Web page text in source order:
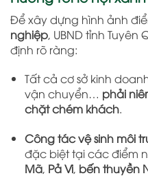
Để xây dựng hình ảnh
nghiệp, UBND tỉnh
định rõ ràng:
Tất cả cơ sở kinh
vận chuyển… phải
chặt chém khách.
Công tác vệ sinh môi
đặc biệt tại các điểm
Mã, Pả Vi, bến thuyền